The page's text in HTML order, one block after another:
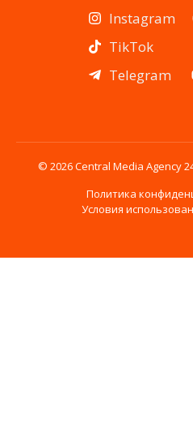
Instagram
TikTok
Telegram
© 2026 Central Media Agency
Политика
Условия